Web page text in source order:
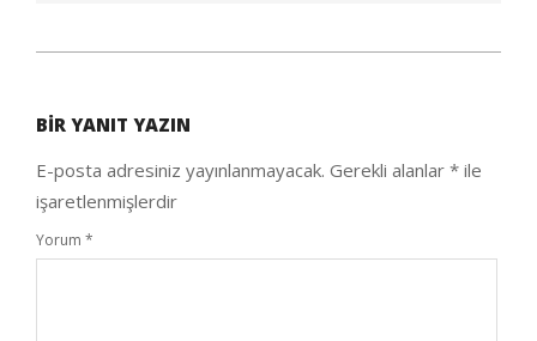
04
BIR YANIT YAZIN
E-posta adresiniz yayınlanmayacak. Gerekli alanlar * ile
işaretlenmişlerdir
Yorum *